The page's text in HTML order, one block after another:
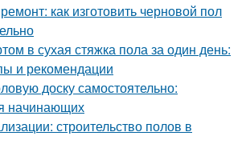
как изготовить черновой пол
в сухая стяжка пола за один день:
и рекомендации
доску самостоятельно:
начинающих
строительство полов в